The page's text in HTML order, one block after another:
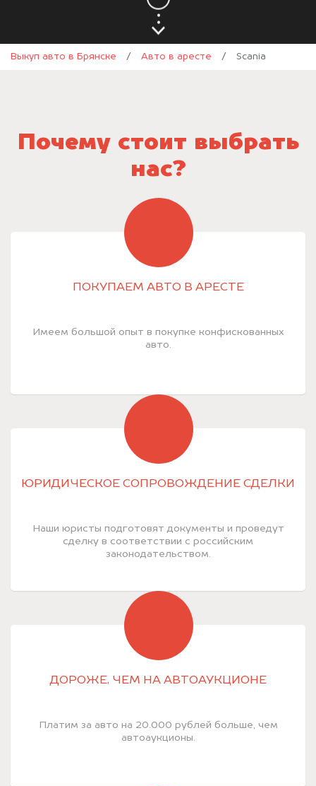
Выкуп авто в Брянске / Авто в аресте / Scania
Почему стоит выбрать
нас?
ПОКУПАЕМ АВТО В АРЕСТЕ
Имеем большой опыт в покупке конфискованных
авто.
ЮРИДИЧЕСКОЕ СОПРОВОЖДЕНИЕ СДЕЛКИ
Наши юристы подготовят документы и проведут
сделку в соответствии с российским
законодательством.
ДОРОЖЕ, ЧЕМ НА АВТОАУКЦИОНЕ
Платим за авто на 20.000 рублей больше, чем
автоаукционы.